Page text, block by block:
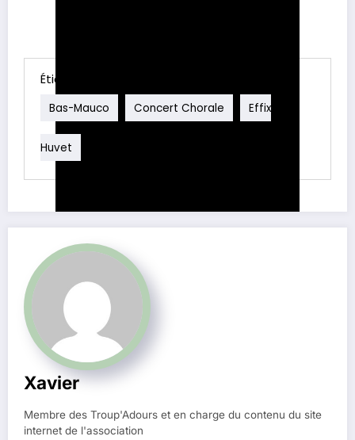
Étiquette
Bas-Mauco Concert Chorale Effix
Huvet
Xavier
Membre des Troup'Adours et en charge du contenu du site
internet de l'association